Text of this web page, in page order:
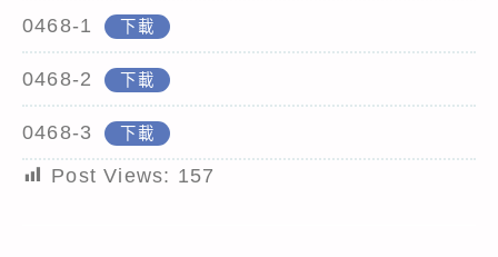
0468-1 下載
0468-2 下載
0468-3 下載
Post Views: 157